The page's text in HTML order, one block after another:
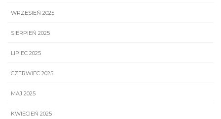
WRZESIEŃ 2025
SIERPIEŃ 2025
LIPIEC 2025
CZERWIEC 2025
MAJ 2025
KWIECIEŃ 2025